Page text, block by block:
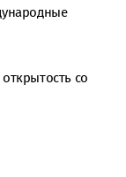
со